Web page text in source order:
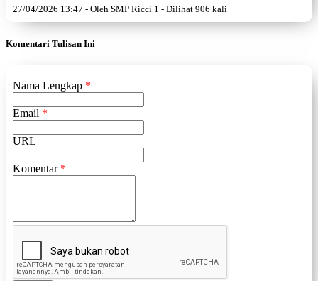
27/04/2026 13:47 - Oleh SMP Ricci 1 - Dilihat 906 kali
Komentari Tulisan Ini
Nama Lengkap *
Email *
URL
Komentar *